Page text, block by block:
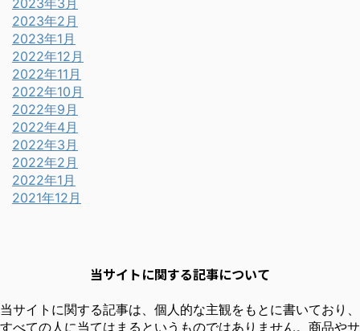
2023年2月
2023年1月
2022年12月
2022年11月
2022年10月
2022年9月
2022年4月
2022年3月
2022年2月
2022年1月
2021年12月
当サイトに関する記事について
当サイトに関する記事は、個人的な主観をもとに書いており、
すべての人に当てはまるというものではありません。商品やサ